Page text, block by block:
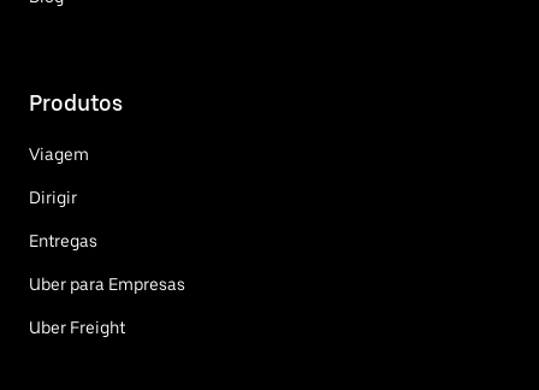
Produtos
Viagem
Dirigir
Entregas
Uber para Empresas
Uber Freight